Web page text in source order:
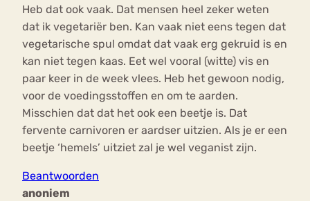
Heb dat ook vaak. Dat mensen heel zeker weten
dat ik vegetariër ben. Kan vaak niet eens tegen dat
vegetarische spul omdat dat vaak erg gekruid is en
kan niet tegen kaas. Eet wel vooral (witte) vis en
paar keer in de week vlees. Heb het gewoon nodig,
voor de voedingsstoffen en om te aarden.
Misschien dat dat het ook een beetje is. Dat
fervente carnivoren er aardser uitzien. Als je er een
beetje ‘hemels’ uitziet zal je wel veganist zijn.
Beantwoorden
anoniem